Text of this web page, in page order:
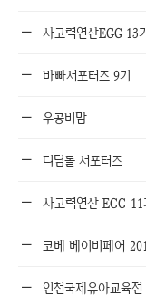
사고력연산EGG 13
바빠서포터즈 9기
우공비맘
디딤돌 서포터즈
사고력연산 EGG 11
코베 베이비페어
인천국제유아교육전